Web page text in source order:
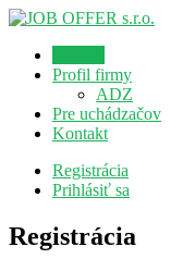
Profil firmy
ADZ
Pre uchádzačov
Kontakt
Registrácia
Prihlásiť sa
Registrácia